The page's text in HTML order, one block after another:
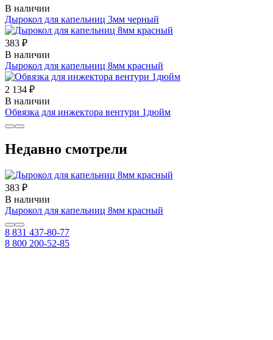
В наличии
Дырокол для капельниц 3мм черный
383 ₽
В наличии
Дырокол для капельниц 8мм красный
2 134 ₽
В наличии
Обвязка для инжектора вентури 1дюйм
Недавно смотрели
383 ₽
В наличии
Дырокол для капельниц 8мм красный
8 831 437-80-77
8 800 200-52-85